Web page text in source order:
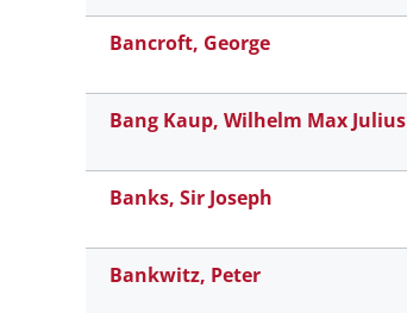
Bancroft, George
Bang Kaup, Wilhelm Max Julius
Banks, Sir Joseph
Bankwitz, Peter